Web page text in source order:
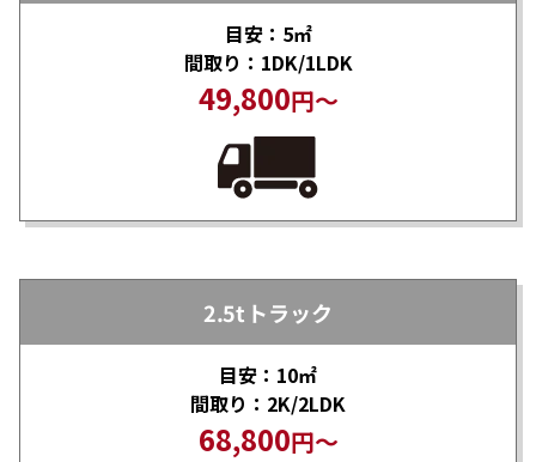
目安：5㎡
間取り：1DK/1LDK
49,800円～
2.5tトラック
目安：10㎡
間取り：2K/2LDK
68,800円～